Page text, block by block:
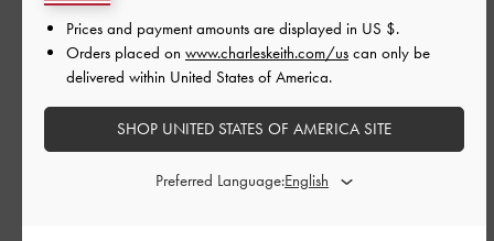
やっと理想の靴に出会えました！この赤茶色（レッドブラウ
ン）が本当に素敵で、ブルーのジーンズと合わせるとすごくお
しゃれに決まります。
何よりソールが驚くほど柔らかくて、歩き心地が最高です。私
は足の幅が広めなので、普段フラットシューズを履くと痛くな
りのサイズ（37 / 23. 5cm）で、痛みを感じることなく快適に履
Prices and payment amounts are displayed in US $.
Orders placed on www.charleskeith.com/us can only be
delivered within United States of America.
SHOP UNITED STATES OF AMERICA SITE
Preferred Language: